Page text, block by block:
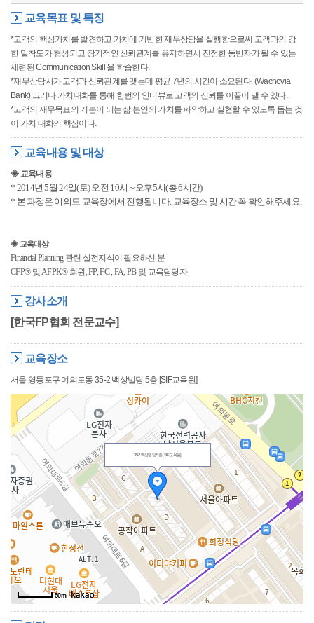
교육목표 및 특징
*고객의 핵심가치를 발견하고 가치에 기반한 재무상담을 실행함으로써 고객과의 강
한 밀착도가 형성되고 장기적인 신뢰관계를 유지하면서 진정한 동반자가 될 수 있는
세련된 Communication Skill 을 학습한다.
*재무상담사가 고객과 신뢰관계를 맺는데 평균 7년의 시간이 소요된다. (Wachovia
Bank) 그러나 가치대화를 통해 한번의 인터뷰로 고객의 신뢰를 이끌어 낼 수 있다.
*고객의 재무목표의 기본이 되는 삶 본연의 가치를 파악하고 실현할 수 있도록 돕는 것
이 가치 대화의 핵심이다.
교육내용 및 대상
◈ 교육내용
* 2014년 5월 24일(토) 오전 10시 ~ 오후5시(총 6시간)
* 본 과정은 여의도 교육장에서 진행됩니다. 교육장소 및 시간 꼭 확인해주세요.
◈ 교육대상
Financial Planning 관련 실전지식이 필요하신 분
CFP® 및 AFPK® 회원, FP, FC , FA, PB 및 교육담당자
강사소개
[한국FP협회 전문교수]
교육장소
서울 영등포구 여의도동 35-2 백상빌딩 5층 [SIF교육원]
35-2 백상빌딩 5층 [SIF교육원]
50m